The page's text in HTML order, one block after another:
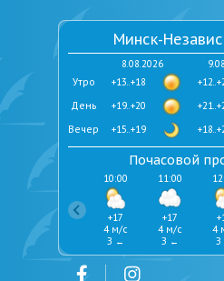
Минск-
8.08.2026
+13..+18
+19..+20
+15..+19
Вечер
День
Утро
Почасовой
10:00
+17
4 м/с
З ←
11:00
+17
4 м/с
З ←
4
З